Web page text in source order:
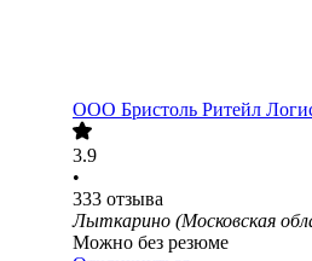
ООО Бристоль Ритейл
3.9
•
333 отзыва
Лыткарино (Московская
Можно без резюме